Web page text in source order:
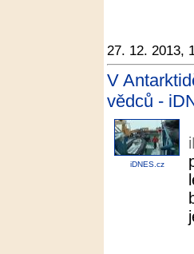
27. 12. 2013,
V
vědců -
iDNES.cz